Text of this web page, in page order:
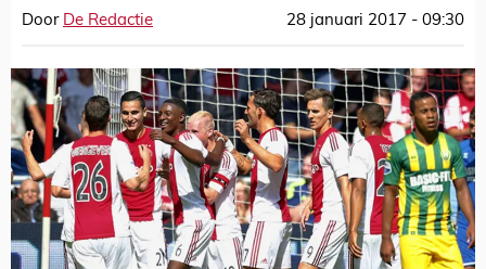
Door De Redactie 28 januari 2017 - 09:30